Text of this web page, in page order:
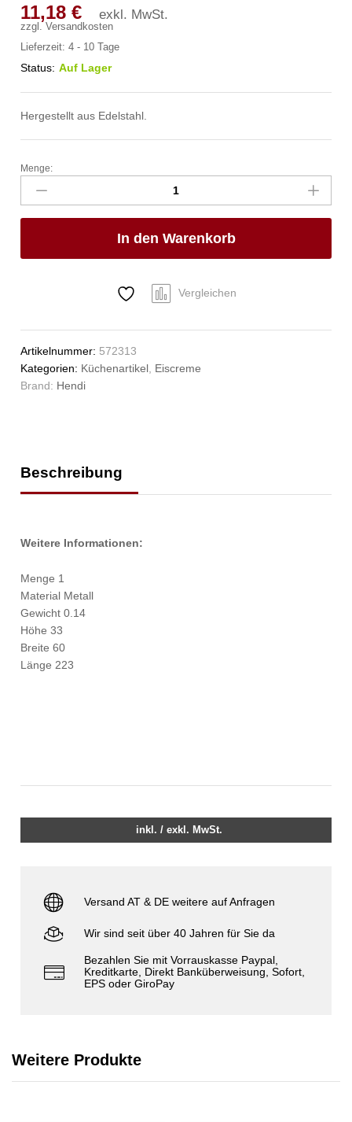
11,18€ exkl. MwSt.
zzgl.Versandkosten
Lieferzeit:4 - 10 Tage
Status: Auf Lager
Hergestellt aus Edelstahl.
Eiscremeportionierer
Kitchen
Line
,
Kitchen
Anzahl
Menge:
In den Warenkorb
Vergleichen
Artikelnummer: 572313
Kategorien: Küchenartikel Eiscreme
Brand: Hendi
Beschreibung
Weitere Informationen:
Menge 1
Material Metall
Gewicht 0.14
Höhe 33
Breite 60
Länge 223
inkl. / exkl. MwSt.
Versand AT & DE weitere auf Anfragen
Wir sind seit über 40 Jahren für Sie da
Bezahlen Sie mit Vorrauskasse Paypal,
Kreditkarte, Direkt Banküberweisung, Sofort,
EPS oder GiroPay
Weitere Produkte